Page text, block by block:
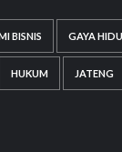
BISNIS GAYA
HUKUM JATENG